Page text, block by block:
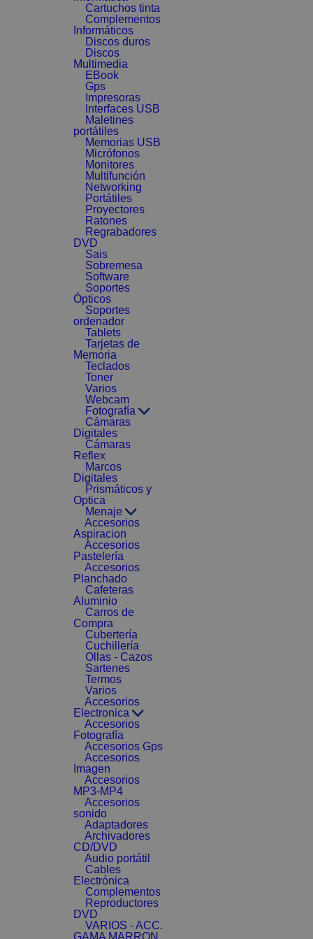
Cartuchos tinta
Complementos
Informáticos
Discos duros
Discos
Multimedia
EBook
Gps
Impresoras
Interfaces USB
Maletines
portátiles
Memorias USB
Micrófonos
Monitores
Multifunción
Networking
Portátiles
Proyectores
Ratones
Regrabadores
DVD
Sais
Sobremesa
Software
Soportes
Ópticos
Soportes
ordenador
Tablets
Tarjetas de
Memoria
Teclados
Toner
Varios
Webcam
Fotografía
Cámaras
Digitales
Cámaras
Reflex
Marcos
Digitales
Prismáticos y
Optica
Menaje
Accesorios
Aspiracion
Accesorios
Pastelería
Accesorios
Planchado
Cafeteras
Aluminio
Carros de
Compra
Cubertería
Cuchillería
Ollas - Cazos
Sartenes
Termos
Varios
Accesorios
Electronica
Accesorios
Fotografía
Accesorios Gps
Accesorios
Imagen
Accesorios
MP3-MP4
Accesorios
sonido
Adaptadores
Archivadores
CD/DVD
Audio portátil
Cables
Electrónica
Complementos
Reproductores
DVD
VARIOS - ACC.
GAMA MARRON